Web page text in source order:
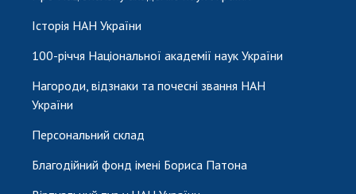
Історія НАН України
100-річчя Національної академії наук України
Нагороди, відзнаки та почесні звання НАН
України
Персональний склад
Благодійний фонд імені Бориса Патона